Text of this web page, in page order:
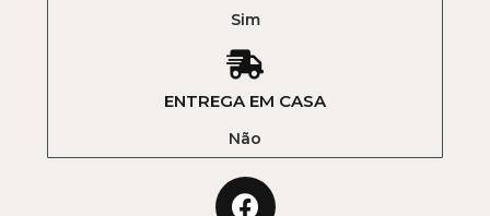
Sim
ENTREGA EM CASA
Não